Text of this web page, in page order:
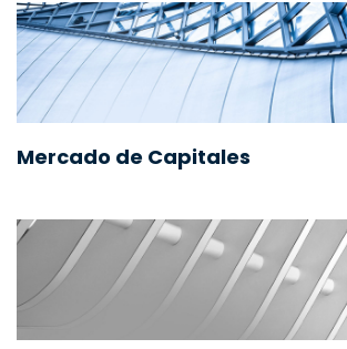
Mercado de Capitales